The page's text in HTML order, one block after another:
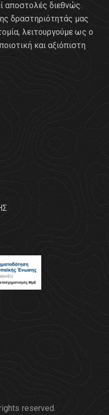
αποστολές διεθνώς.
δραστηριότητάς μας
λειτουργούμε ως ο
και αξιόπιστη
reserved.